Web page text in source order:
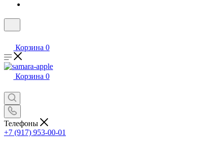
Корзина 0
Корзина 0
Телефоны
+7 (917) 953-00-01